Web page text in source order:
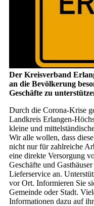
Der Kreisverband
an die Bevölkerung
Geschäfte zu
Durch die Corona-Krise
Landkreis Erlangen-
kleine und
Wir alle wollen, dass
nicht nur für zahlreiche
eine direkte Versorgung
Geschäfte und
Lieferservice an.
vor Ort. Informieren Sie
Gemeinde oder Stadt.
Informationen dazu auf